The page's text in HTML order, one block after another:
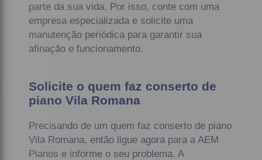
parte da sua vida. Por isso, conte com uma
empresa especializada e solicite uma
manutenção periódica para garantir sua
afinação e funcionamento.
Solicite o quem faz conserto de
piano Vila Romana
Precisando de um quem faz conserto de piano
Vila Romana, então ligue agora para a AEM
Pianos e informe o seu problema. A